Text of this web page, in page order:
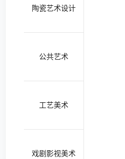
陶瓷艺术设计
公共艺术
工艺美术
戏剧影视美术